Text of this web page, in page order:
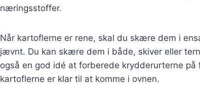
næringsstoffer.
Når kartoflerne er rene, skal du skære dem i
jævnt. Du kan skære dem i både, skiver eller
også en god idé at forberede krydderurterne
kartoflerne er klar til at komme i ovnen.